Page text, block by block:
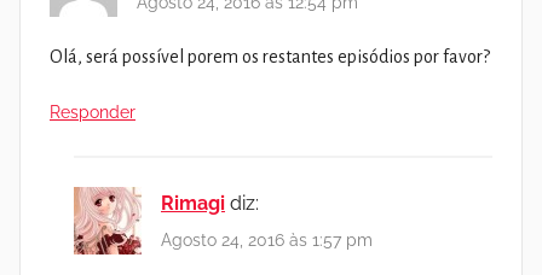
Olá, será possível porem os restantes episódios por favor?
Responder
Rimagi diz:
Agosto 24, 2016 às 1:57 pm